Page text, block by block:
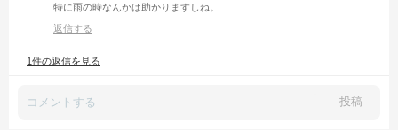
特に雨の時なんかは助かりますしね。
返信する
1件の返信を見る
投稿